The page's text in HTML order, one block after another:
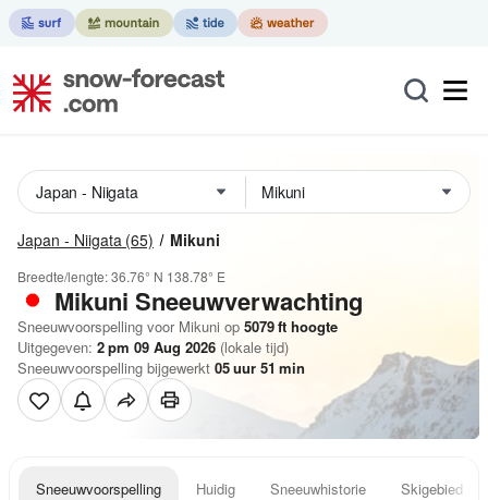
Japan - Niigata (65) Mikuni
Breedte/lengte:36.76° N 138.78° E
Mikuni Sneeuwverwachting
Sneeuwvoorspelling voor Mikuni op 5079ft hoogte
Uitgegeven: 2 pm 09 Aug 2026 (lokale tijd)
Sneeuwvoorspelling bijgewerkt 05uur 51 min
Sneeuwvoorspelling Huidig Sneeuwhistorie Skigebied